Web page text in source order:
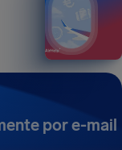
por e-mail